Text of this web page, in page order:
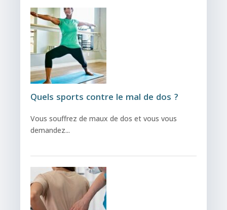
Quels sports contre le mal de dos ?
Vous souffrez de maux de dos et vous vous
demandez...